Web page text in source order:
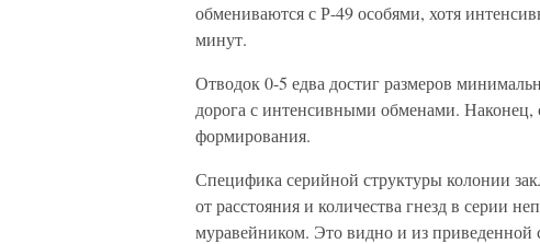
обмениваются с Р-49 особями, хотя
минут.
Отводок 0-5 едва достиг размеров
дорога с интенсивными обменами.
формирования.
Специфика серийной структуры колонии
от расстояния и количества гнезд в серии
муравейником. Это видно и из